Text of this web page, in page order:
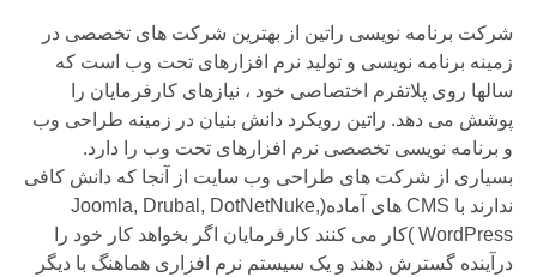
شرکت برنامه نویسی راتین از بهترین شرکت های تخصصی در
زمینه برنامه نویسی و تولید نرم افزارهای تحت وب است که
سالها روی پلاتفرم اختصاصی خود ، نیازهای کارفرمایان را
پوشش می دهد. راتین رویکرد دانش بنیان در زمینه طراحی وب
و برنامه نویسی تخصصی نرم افزارهای تحت وب را دارد.
بسیاری از شرکت های طراحی وب سایت از آنجا که دانش کافی
ندارند با CMS های آماده(Joomla, Drubal, DotNetNuke,
WordPress )کار می کنند کارفرمایان اگر بخواهد کار خود را
درآینده گسترش دهند و یک سیستم نرم افزاری هماهنگ با دیگر